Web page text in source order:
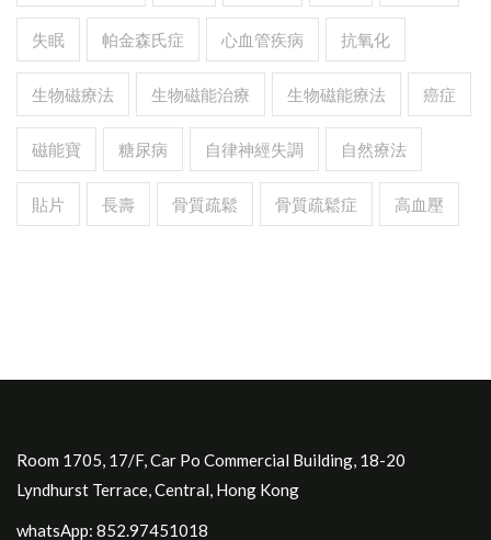
失眠 帕金森氏症 心血管疾病 抗氧化
生物磁療法 生物磁能治療 生物磁能療法 癌症
磁能寶 糖尿病 自律神經失調 自然療法
貼片 長壽 骨質疏鬆 骨質疏鬆症 高血壓
Room 1705, 17/F, Car Po Commercial Building, 18-20
Lyndhurst Terrace, Central, Hong Kong
whatsApp: 852.97451018